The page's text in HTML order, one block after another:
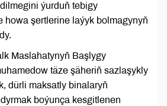
ýurduň tebigy
howa şertlerine laýyk bolmagynyň
Maslahatynyň Başlygy
täze şäheriň sazlaşykly
dürli maksatly binalaryň
boýunça kesgitlenen